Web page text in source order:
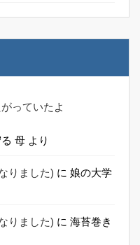
っていたよ
母 より
りました) に 娘の大学
りました) に 海苔巻き